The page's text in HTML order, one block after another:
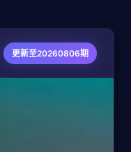
更新至20260806期